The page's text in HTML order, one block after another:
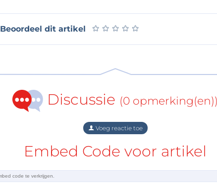
Beoordeel dit artikel ★ ★ ★ ★ ★
★ ★ ★ ★ ★
Discussie (0 opmerking(en))
Voeg reactie toe
Embed Code voor artikel